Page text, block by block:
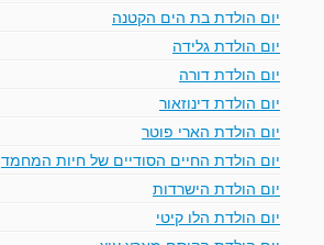
יום הולדת בת הים הקטנה
יום הולדת גלידה
יום הולדת דורה
יום הולדת דינוזאור
יום הולדת הארי פוטר
יום הולדת החיים הסודיים של חיות המחמד
יום הולדת הישרדות
יום הולדת הלו קיטי